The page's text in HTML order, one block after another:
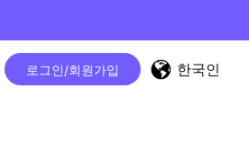
로그인/회원가입 한국인